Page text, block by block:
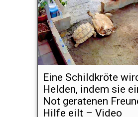
Eine Schildkröte
Helden, indem sie
Not geratenen
Hilfe eilt – Video